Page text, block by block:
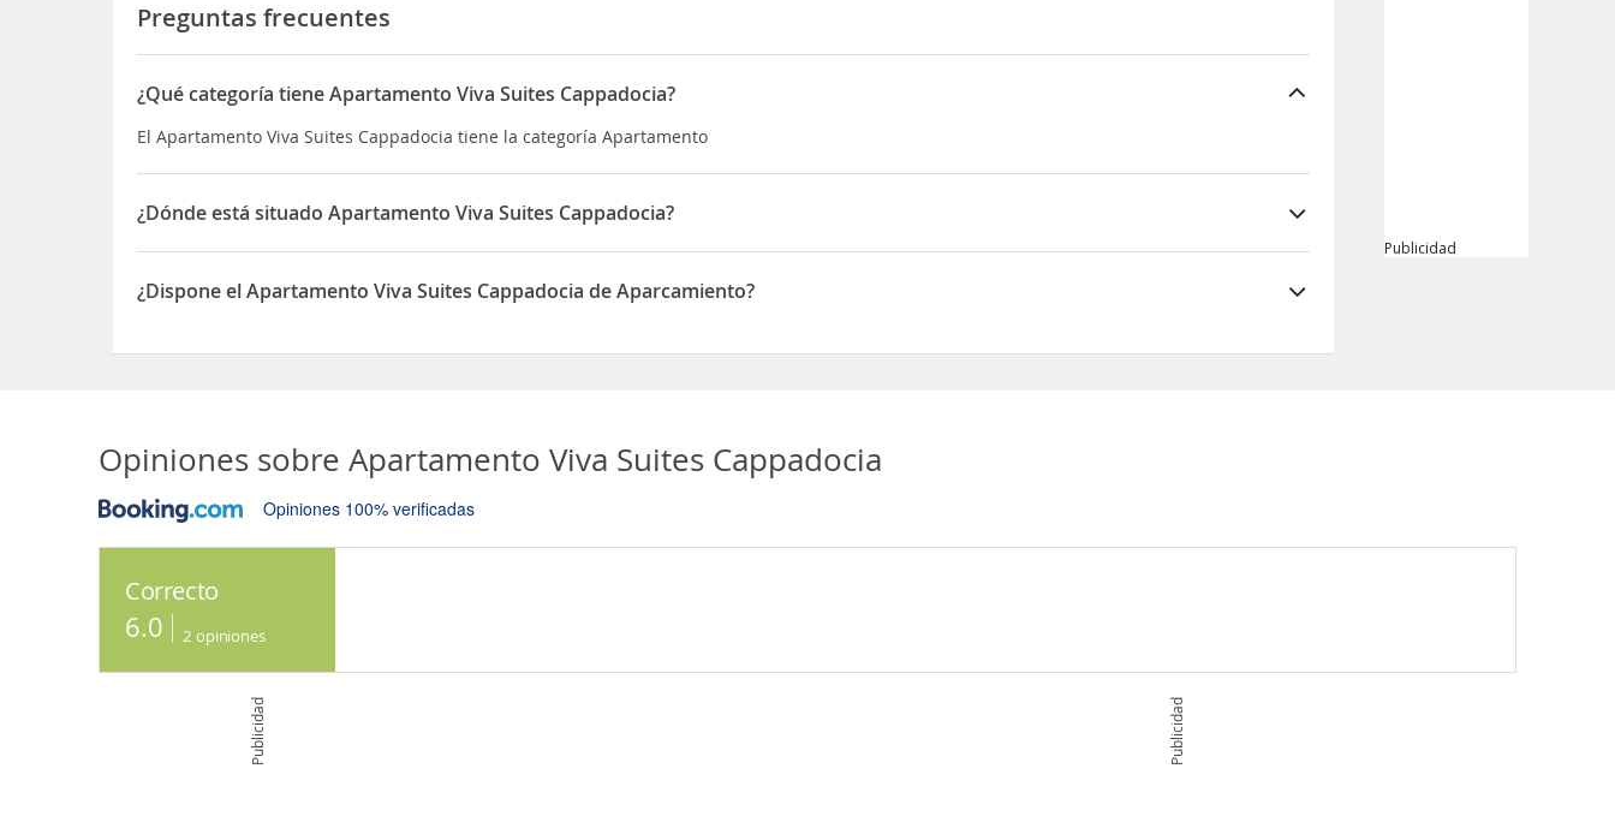
Preguntas frecuentes
¿Qué categoría tiene Apartamento Viva Suites Cappadocia?
El Apartamento Viva Suites Cappadocia tiene la categoría Apartamento
¿Dónde está situado Apartamento Viva Suites Cappadocia?
El Apartamento Viva Suites Cappadocia está situado en Gürbüz Sokak
¿Dispone el Apartamento Viva Suites Cappadocia de Aparcamiento?
Publicidad
Opiniones sobre Apartamento Viva Suites Cappadocia
Opiniones 100% verificadas
Correcto
6.0 2 opiniones
Publicidad Publicidad